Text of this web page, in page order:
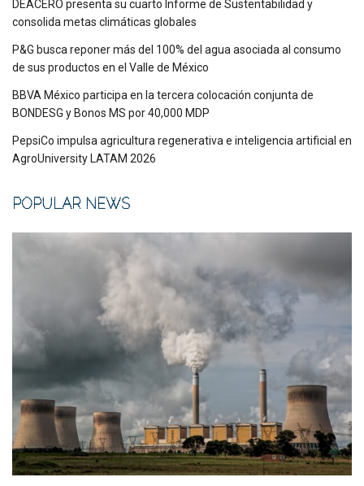
DEACERO presenta su cuarto Informe de Sustentabilidad y
consolida metas climáticas globales
P&G busca reponer más del 100% del agua asociada al consumo
de sus productos en el Valle de México
BBVA México participa en la tercera colocación conjunta de
BONDESG y Bonos MS por 40,000 MDP
PepsiCo impulsa agricultura regenerativa e inteligencia artificial en
AgroUniversity LATAM 2026
POPULAR NEWS